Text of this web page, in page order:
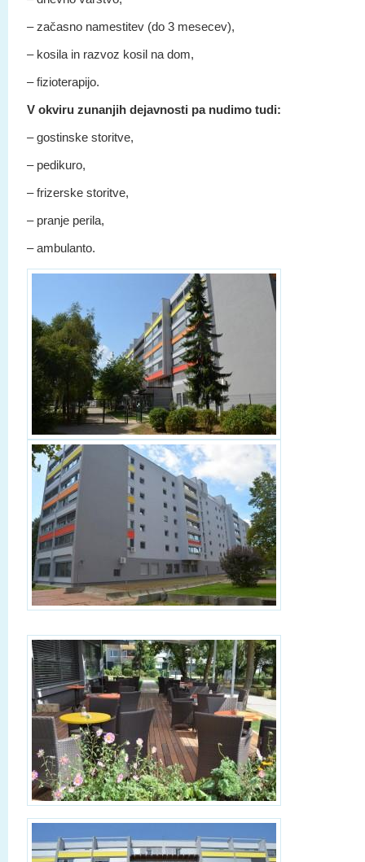
– začasno namestitev (do 3 mesecev),
– kosila in razvoz kosil na dom,
– fizioterapijo.
V okviru zunanjih dejavnosti pa nudimo tudi:
– gostinske storitve,
– pedikuro,
– frizerske storitve,
– pranje perila,
– ambulanto.